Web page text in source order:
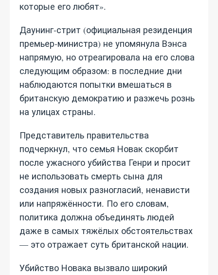
которые его любят».
Даунинг‑стрит (официальная резиденция
премьер‑министра) не упомянула Вэнса
напрямую, но отреагировала на его слова
следующим образом: в последние дни
наблюдаются попытки вмешаться в
британскую демократию и разжечь рознь
на улицах страны.
Представитель правительства
подчеркнул, что семья Новак скорбит
после ужасного убийства Генри и просит
не использовать смерть сына для
создания новых разногласий, ненависти
или напряжённости. По его словам,
политика должна объединять людей
даже в самых тяжёлых обстоятельствах
— это отражает суть британской нации.
Убийство Новака вызвало широкий